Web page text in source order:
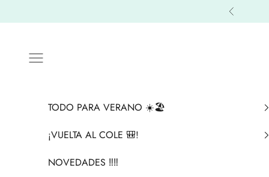
Anterior
Menú
TODO PARA VERANO ☀️🏖️
¡VUELTA AL COLE 🎒!
NOVEDADES ‼️​‼️​